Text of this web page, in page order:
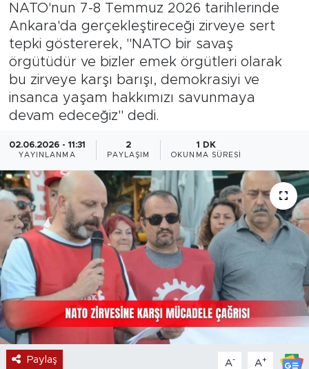
NATO'nun 7-8 Temmuz 2026 tarihlerinde
Ankara'da gerçekleştireceği zirveye sert
tepki göstererek, "NATO bir savaş
örgütüdür ve bizler emek örgütleri olarak
bu zirveye karşı barışı, demokrasiyi ve
insanca yaşam hakkımızı savunmaya
devam edeceğiz" dedi.
02.06.2026 - 11:31
YAYINLANMA
2
PAYLAŞIM
1 DK
OKUNMA SÜRESI
Paylaş A- A+
Magazin
Özel Haber
Resmi İlanlar
Spor
Turizm